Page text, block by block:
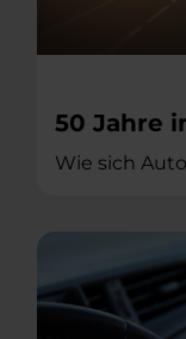
50 Jahre
Wie sich